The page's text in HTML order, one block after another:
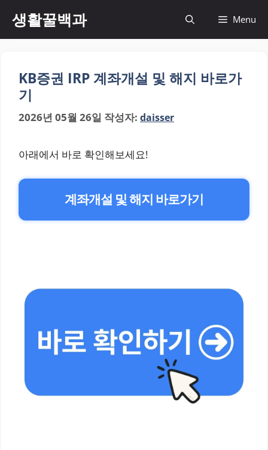
생활꿀백과 Menu
KB증권 IRP 계좌개설 및 해지 바로가
기
2026년 05월 26일 작성자: daisser
아래에서 바로 확인해보세요!
계좌개설 및 해지 바로가기